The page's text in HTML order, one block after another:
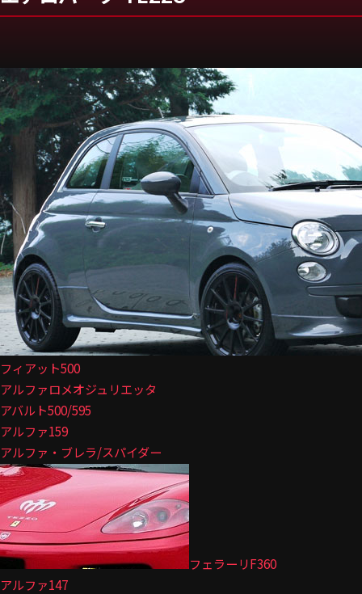
フィアット500
アルファロメオジュリエッタ
アバルト500/595
アルファ159
アルファ・ブレラ/スパイダー
フェラーリF360
アルファ147